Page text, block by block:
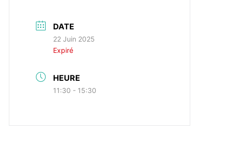
DATE
22 Juin 2025
Expiré
HEURE
11:30 - 15:30